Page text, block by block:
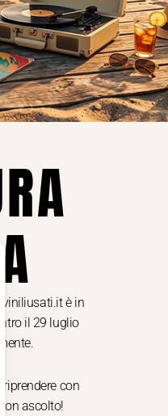
è in
il 29 luglio
riprendere con
ascolto!